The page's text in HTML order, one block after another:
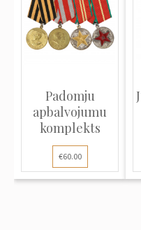
Padomju
apbalvojumu
komplekts
€60.00